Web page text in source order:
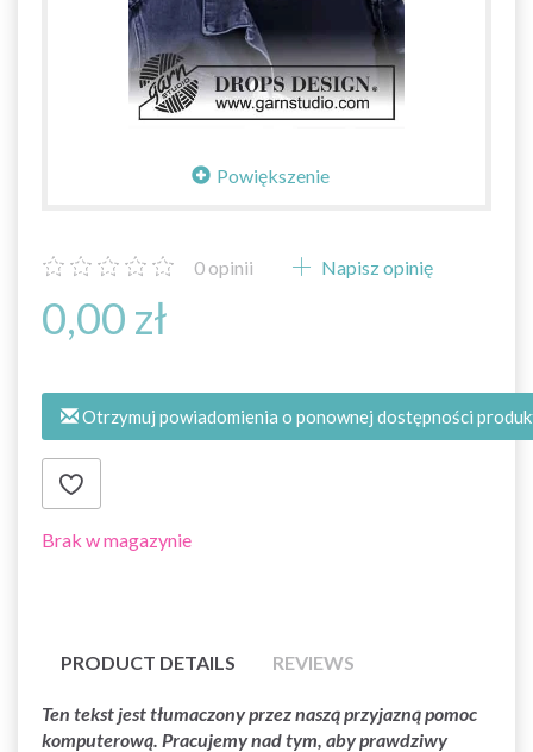
Powiększenie
0 opinii Napisz opinię
0,00 zł
Otrzymuj powiadomienia o ponownej dostępności
Brak w magazynie
PRODUCT DETAILS REVIEWS
Ten tekst jest tłumaczony przez naszą przyjazną pomoc
komputerową. Pracujemy nad tym, aby prawdziwy